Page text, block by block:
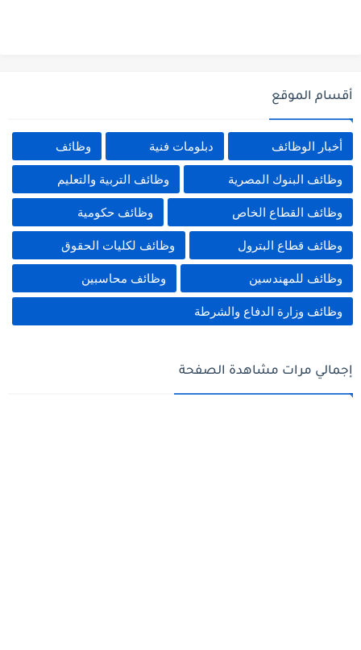
أقسام الموقع
أخبار الوظائف دبلومات فنية وظائف
وظائف البنوك المصرية وظائف التربية والتعليم
وظائف القطاع الخاص وظائف حكومية
وظائف قطاع البترول وظائف لكليات الحقوق
وظائف للمهندسين وظائف محاسبين
وظائف وزارة الدفاع والشرطة
إجمالي مرات مشاهدة الصفحة